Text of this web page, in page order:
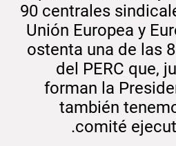
90 centrales
Unión Europea y
ostenta una de las
del PERC que,
forman la
también
comité